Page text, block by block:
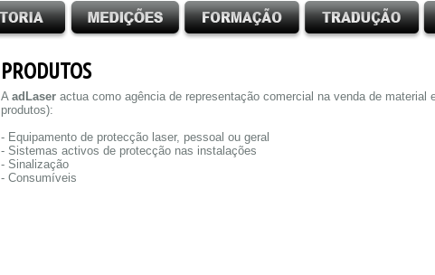
PRODUTOS
A adLaser actua como agência de representação comercial na venda de material
produtos):
- Equipamento de protecção laser, pessoal ou geral
- Sistemas activos de protecção nas instalações
- Sinalização
- Consumíveis